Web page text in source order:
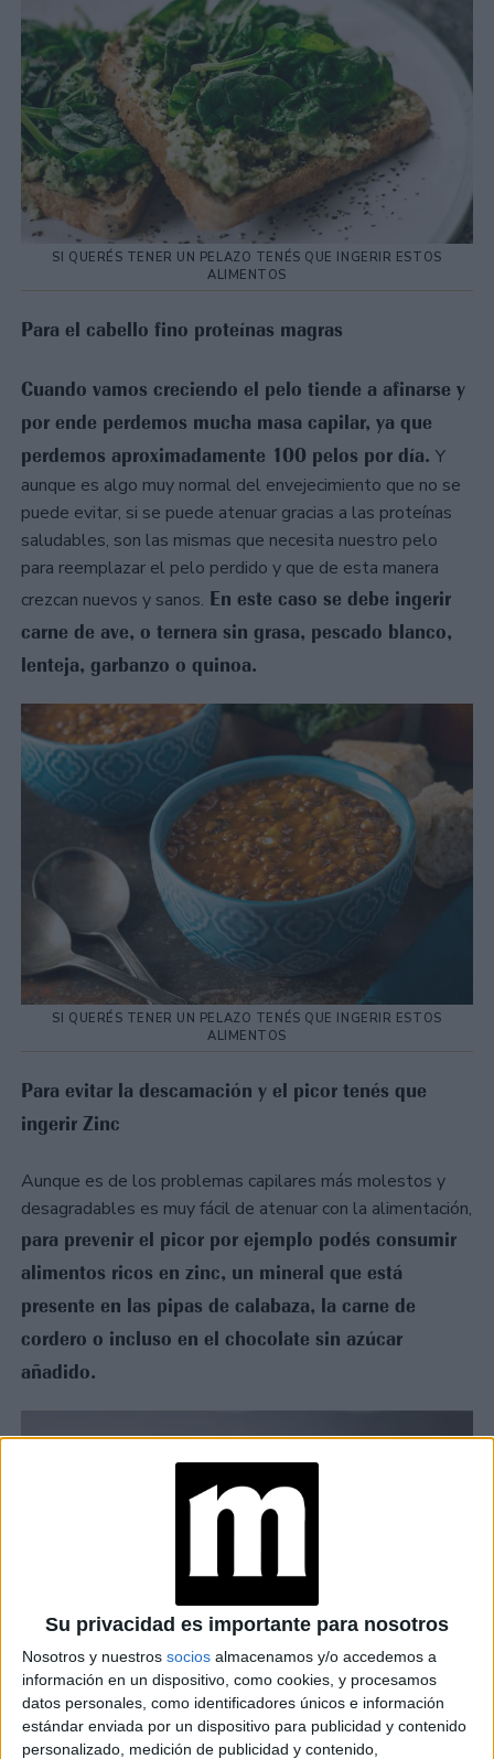
Su privacidad es importante para nosotros
Nosotros y nuestros socios almacenamos y/o accedemos a
información en un dispositivo, como cookies, y procesamos
datos personales, como identificadores únicos e información
estándar enviada por un dispositivo para publicidad y contenido
personalizado, medición de publicidad y contenido,
SI QUERÉS TENER UN PELAZO TENÉS QUE INGERIR ESTOS
ALIMENTOS
Para el cabello fino proteínas magras
Cuando vamos creciendo el pelo tiende a afinarse y
por ende perdemos mucha masa capilar, ya que
perdemos aproximadamente 100 pelos por día. Y
aunque es algo muy normal del envejecimiento que no se
puede evitar, si se puede atenuar gracias a las proteínas
saludables, son las mismas que necesita nuestro pelo
para reemplazar el pelo perdido y que de esta manera
crezcan nuevos y sanos. En este caso se debe ingerir
carne de ave, o ternera sin grasa, pescado blanco,
lenteja, garbanzo o quinoa.
SI QUERÉS TENER UN PELAZO TENÉS QUE INGERIR ESTOS
ALIMENTOS
Para evitar la descamación y el picor tenés que
ingerir Zinc
Aunque es de los problemas capilares más molestos y
desagradables es muy fácil de atenuar con la alimentación,
para prevenir el picor por ejemplo podés consumir
alimentos ricos en zinc, un mineral que está
presente en las pipas de calabaza, la carne de
cordero o incluso en el chocolate sin azúcar
añadido.